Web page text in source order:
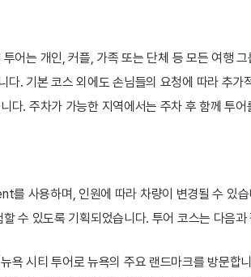
어는 개인, 커플, 가족 또는 단체 등 모든 여행
다. 기본 코스 외에도 손님들의 요청에 따라 추
다. 주차가 가능한 지역에서는 주차 후 함께 투어
사용하며, 인원에 따라 차량이 변경될 수 있
수 있도록 기획되었습니다. 투어 코스는 다음과
욕 시티 투어로 뉴욕의 주요 랜드마크를 방문합